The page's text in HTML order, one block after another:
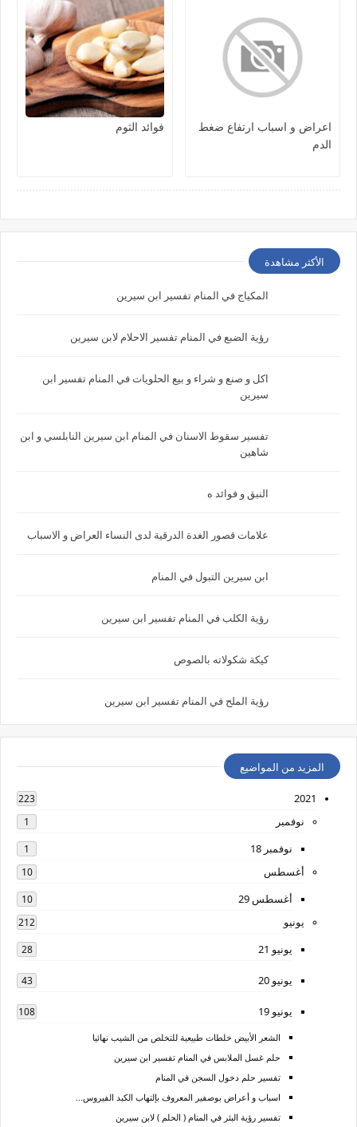
اعراض و اسباب ارتفاع ضغط
الدم
فوائد الثوم
الأكثر مشاهدة
المكياج في المنام تفسير ابن سيرين
رؤية الضبع في المنام تفسير الاحلام لابن سيرين
اكل و صنع و شراء و بيع الحلويات في المنام تفسير ابن
سيرين
تفسير سقوط الاسنان في المنام ابن سيرين النابلسي و ابن
شاهين
النبق و فوائد ه
علامات قصور الغدة الدرقية لدى النساء العراض و الاسباب
ابن سيرين التبول في المنام
رؤية الكلب في المنام تفسير ابن سيرين
كيكة شكولاته بالصوص
رؤية الملح في المنام تفسير ابن سيرين
المزيد من المواضيع
2021
223
نوفمبر 1
نوفمبر 18 1
أغسطس 10
أغسطس 29 10
يونيو 212
يونيو 21 28
يونيو 20 43
يونيو 19 108
الشعر الأبيض خلطات طبيعية للتخلص من الشيب نهائيا
حلم غسل الملابس في المنام تفسير ابن سيرين
تفسير حلم دخول السجن في المنام
اسباب و أعراض بوصفير المعروف بإلتهاب الكبد الفيروس...
تفسير رؤية البئر في المنام ( الحلم ) لابن سيرين